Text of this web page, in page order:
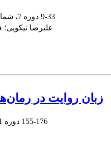
9-33
علیرضا
زبان روایت در
155-176